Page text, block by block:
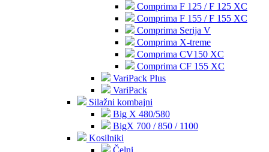
Comprima F 125 / F 125 XC
Comprima F 155 / F 155 XC
Comprima Serija V
Comprima X-treme
Comprima CV150 XC
Comprima CF 155 XC
VariPack Plus
VariPack
Silažni kombajni
Big X 480/580
BigX 700 / 850 / 1100
Kosilniki
Čelni